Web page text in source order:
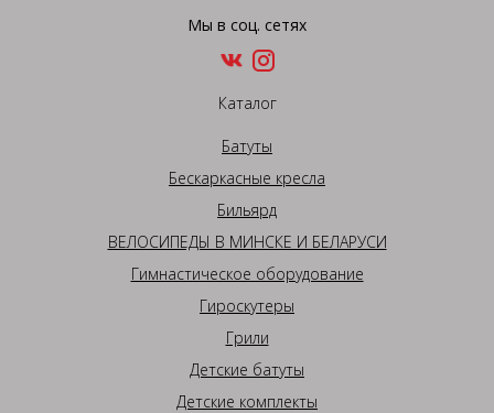
Мы в соц. сетях
Каталог
Батуты
Бескаркасные кресла
Бильярд
ВЕЛОСИПЕДЫ В МИНСКЕ И БЕЛАРУСИ
Гимнастическое оборудование
Гироскутеры
Грили
Детские батуты
Детские комплекты